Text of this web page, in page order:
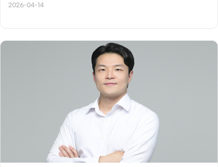
2026-04-14